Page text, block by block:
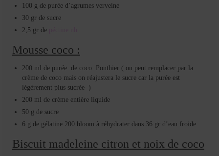
100 g de purée d’agrumes verveine
30 gr de sucre
2,5 gr de
Mousse coco :
200 ml de purée de coco Ponthier ( on peut remplacer par la
crème de coco mais on réajustera le sucre car la purée est
légèrement plus sucrée )
200 ml de crème entière liquide
50 g de sucre
6 g de gélatine 200 bloom à réhydrater dans 36 gr d’eau froide
Biscuit madeleine citron et noix de coco